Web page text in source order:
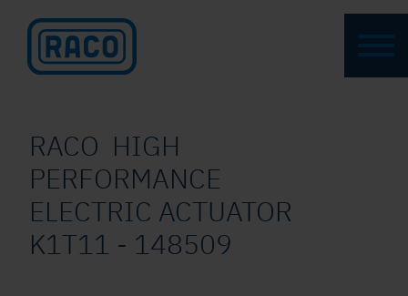
RACO HIGH
PERFORMANCE
ELECTRIC ACTUATOR
K1T11 - 148509